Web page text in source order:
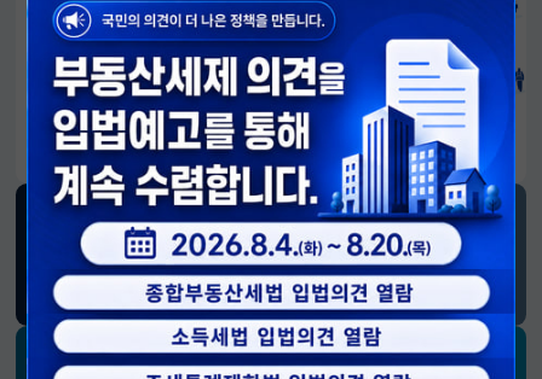
알림판
국민이 만든 대전환의 길-회복과 도약, 모두의 1년
재정경제부 SNS 소식
블로그페이스북트위터(X)유튜브인스타그램
소통하는 경제 리더 구윤철 장관의